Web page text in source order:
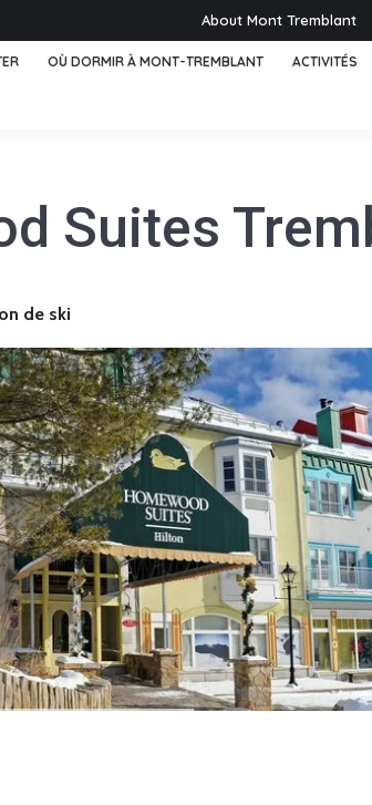
About Mont Tremblant
OÙ DORMIR À MONT-TREMBLANT ACTIVITÉS
Suites
de ski